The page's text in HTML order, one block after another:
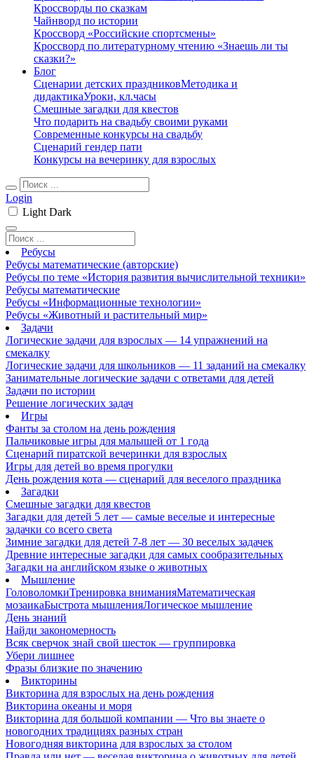
Кроссворды по сказкам
Чайнворд по истории
Кроссворд «Российские спортсмены»
Кроссворд по литературному чтению «Знаешь ли ты
сказки?»
Блог
Сценарии детских праздниковМетодика и
дидактикаУроки, кл.часы
Смешные загадки для квестов
Что подарить на свадьбу своими руками
Современные конкурсы на свадьбу
Сценарий гендер пати
Конкурсы на вечеринку для взрослых
Login
Light Dark
Ребусы
Ребусы математические (авторские)
Ребусы по теме «История развития вычислительной техники»
Ребусы математические
Ребусы «Информационные технологии»
Ребусы «Животный и растительный мир»
Задачи
Логические задачи для взрослых — 14 упражнений на
смекалку
Логические задачи для школьников — 11 заданий на смекалку
Занимательные логические задачи с ответами для детей
Задачи по истории
Решение логических задач
Игры
Фанты за столом на день рождения
Пальчиковые игры для малышей от 1 года
Сценарий пиратской вечеринки для взрослых
Игры для детей во время прогулки
День рождения кота — сценарий для веселого праздника
Загадки
Смешные загадки для квестов
Загадки для детей 5 лет — самые веселые и интересные
задачки со всего света
Зимние загадки для детей 7-8 лет — 30 веселых задачек
Древние интересные загадки для самых сообразительных
Загадки на английском языке о животных
Мышление
ГоловоломкиТренировка вниманияМатематическая
мозаикаБыстрота мышленияЛогическое мышление
День знаний
Найди закономерность
Всяк сверчок знай свой шесток — группировка
Убери лишнее
Фразы близкие по значению
Викторины
Викторина для взрослых на день рождения
Викторина океаны и моря
Викторина для большой компании — Что вы знаете о
новогодних традициях разных стран
Новогодняя викторина для взрослых за столом